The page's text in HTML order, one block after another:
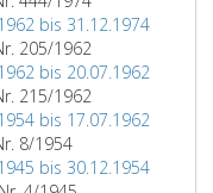
bis 31.12.1974
205/1962
bis 20.07.1962
215/1962
bis 17.07.1962
8/1954
bis 30.12.1954